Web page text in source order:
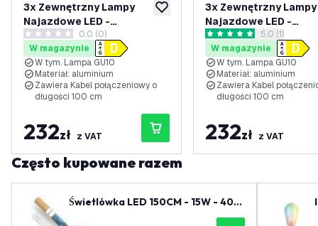
dodaj do listy życzeń
3x Zewnętrzny Lampy
Najazdowe LED -
Kwadratowy - Czarny - IP67
- 3W - 6500K - Kabel
zasilający 1 metr
0 Gwiazdki oceny
0.0 (0)
W magazynie
W tym. Lampa GU10
Materiał: aluminium
Zawiera Kabel połączeniowy o
długości 100 cm
232zł z VAT
3x Zewnętrzny Lampy
Najazdowe LED -
Kwadratowy - Czarny
- 3W - 2700K - Kabel
zasilający 1 metr
otwórz panel
5 Gwiazdki oceny
5.0 (1)
W magazynie
W tym. Lampa GU10
Materiał: aluminium
Zawiera Kabel
długości 100 cm
232zł z VAT
Często kupowane razem
Świetlówka LED 150CM - 15W - 400
0K - 2400 Lm - Wysoka wydajność